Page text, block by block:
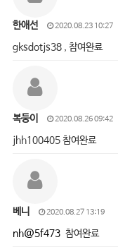
한애선 2020.08.23 10:27
gksdotjs38 , 참여완료
복둥이 2020.08.26 09:42
jhh100405 참여완료
베니 2020.08.27 13:19
nh@5f473참여완료